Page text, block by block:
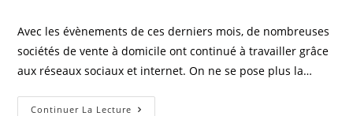
Avec les évènements de ces derniers mois, de nombreuses
sociétés de vente à domicile ont continué à travailler grâce
aux réseaux sociaux et internet. On ne se pose plus la…
Continuer La Lecture